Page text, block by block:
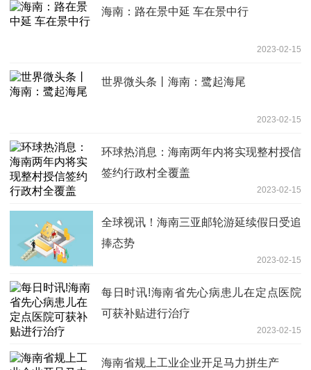
海南：路在景中延 车在景中行
2023-02-15
世界微头条丨海南：鹭起海尾
2023-02-15
环球热消息：海南两年内将实现整村授信
签约行政村全覆盖
2023-02-15
全球视讯！海南三亚邮轮游延续假日受追
捧态势
2023-02-15
每日时讯!海南省先心病患儿在定点医院
可获补贴进行治疗
2023-02-15
海南省规上工业企业开足马力拼生产